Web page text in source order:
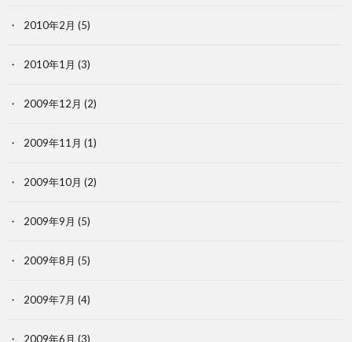
2010年2月 (5)
2010年1月 (3)
2009年12月 (2)
2009年11月 (1)
2009年10月 (2)
2009年9月 (5)
2009年8月 (5)
2009年7月 (4)
2009年6月 (3)